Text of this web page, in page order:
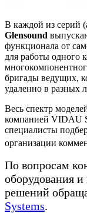
В каждой из серий
Glensound
функционала от
для работы одного
бригады ведущих,
удаленно в разных
Весь спектр
компанией VIDAU
специалисты
организации
По вопросам
оборудования
решений
Systems.